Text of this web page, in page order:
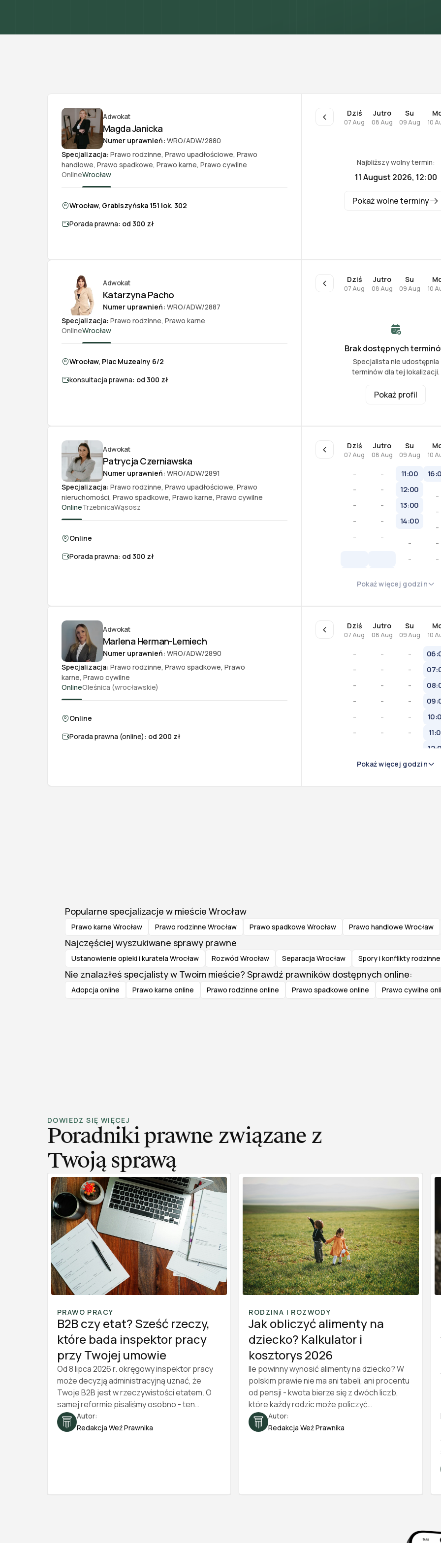
Adwokat
Magda Janicka
Numer uprawnień: WRO/ADW/2880
Specjalizacja: Prawo rodzinne, Prawo upadłościowe, Prawo
handlowe, Prawo spadkowe, Prawo karne, Prawo cywilne
OnlineWrocław
Wrocław, Grabiszyńska 151 lok. 302
Porada prawna: od 300 zł
Najbliższy wolny termin:
11 August 2026, 12:00
Pokaż wolne terminy
Dziś
07 Aug
Jutro
08 Aug
Su
09 Aug 10
Adwokat
Katarzyna Pacho
Numer uprawnień: WRO/ADW/2887
Specjalizacja: Prawo rodzinne, Prawo karne
OnlineWrocław
Wrocław, Plac Muzealny 6/2
konsultacja prawna: od 300 zł
Brak dostępnych
Specjalista nie udostępnia
terminów dla tej lokalizacji.
Pokaż profil
Dziś
07 Aug
Jutro
08 Aug
Su
09 Aug 10
Adwokat
Patrycja Czerniawska
Numer uprawnień: WRO/ADW/2891
Specjalizacja: Prawo rodzinne, Prawo upadłościowe, Prawo
nieruchomości, Prawo spadkowe, Prawo karne, Prawo cywilne
OnlineTrzebnicaWąsosz
Online
Porada prawna: od 300 zł
Dziś
07 Aug
-
-
-
-
-
Jutro
08 Aug
-
-
-
-
-
Su
09 Aug
11:00
12:00
13:00
14:00
-
-
10
-
-
-
-
-
Pokaż więcej godzin
Adwokat
Marlena Herman-Lemiech
Numer uprawnień: WRO/ADW/2890
Specjalizacja: Prawo rodzinne, Prawo spadkowe, Prawo
karne, Prawo cywilne
OnlineOleśnica (wrocławskie)
Online
Porada prawna (online): od 200 zł
Dziś
07 Aug
-
-
-
-
-
-
Jutro
08 Aug
-
-
-
-
-
-
-
Su
09 Aug
-
-
-
-
-
-
-
10
13:00
Pokaż więcej godzin
Popularne specjalizacje w mieście Wrocław
Prawo karne Wrocław Prawo rodzinne Wrocław Prawo spadkowe Wrocław Prawo handlowe Wrocław
Najczęściej wyszukiwane sprawy prawne
Ustanowienie opieki i kuratela Wrocław Rozwód Wrocław Separacja Wrocław Spory i konflikty
Nie znalazłeś specjalisty w Twoim mieście? Sprawdź prawników dostępnych online:
Adopcja online Prawo karne online Prawo rodzinne online Prawo spadkowe online Prawo cywilne
DOWIEDZ SIĘ WIĘCEJ
Poradniki prawne związane z
Twoją sprawą
PRAWO PRACY
B2B czy etat? Sześć rzeczy,
które bada inspektor pracy
przy Twojej umowie
Od 8 lipca 2026 r. okręgowy inspektor pracy
może decyzją administracyjną uznać, że
Twoje B2B jest w rzeczywistości etatem. O
samej reformie pisaliśmy osobno - ten
artykuł odpowiada na inne pytanie: co
konkretnie inspektor sprawdza i po czym
Autor:
Redakcja Weź Prawnika
RODZINA I ROZWODY
Jak obliczyć alimenty na
dziecko? Kalkulator i
kosztorys 2026
Ile powinny wynosić alimenty na dziecko? W
polskim prawie nie ma ani tabeli, ani procentu
od pensji - kwota bierze się z dwóch liczb,
które każdy rodzic może policzyć
samodzielnie. W tym poradniku pokazujemy,
jak zbudować kosztorys utrzymania dziecka,
Autor:
Redakcja Weź Prawnika